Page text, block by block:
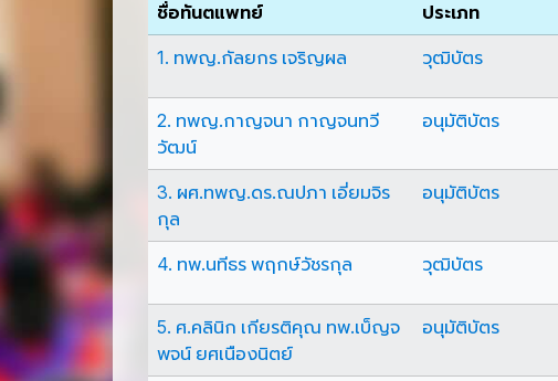
ชื่อทันตแพทย์ ประเภท
1. ทพญ.กัลยกร เจริญผล วุฒิบัตร
2. ทพญ.กาญจนา กาญจนทวี
วัฒน์
อนุมัติบัตร
3. ผศ.ทพญ.ดร.ณปภา เอี่ยมจิร
กุล
อนุมัติบัตร
4. ทพ.นทีธร พฤกษ์วัชรกุล วุฒิบัตร
5. ศ.คลินิก เกียรติคุณ ทพ.เบ็ญจ
พจน์ ยศเนืองนิตย์
อนุมัติบัตร